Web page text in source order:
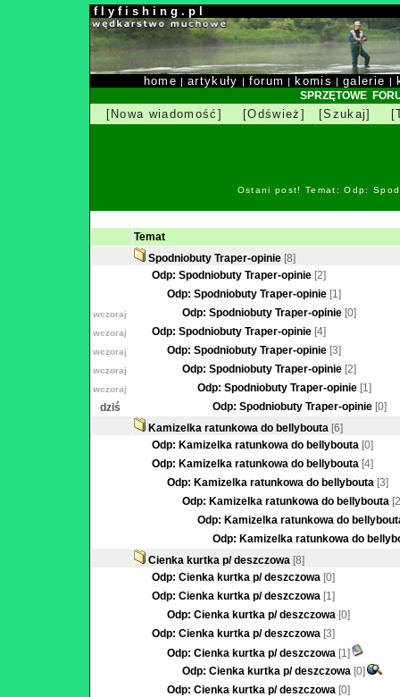
f l y f i s h i n g . p l
home |artykuły | forum | komis |galerie |
SPRZĘTOWE
[Nowa wiadomość] [Odśwież] [Szukaj]
Ostani post! Temat: Odp:
Temat
Spodniobuty Traper-opinie [8]
Odp: Spodniobuty Traper-opinie [2]
Odp: Spodniobuty Traper-opinie [1]
wczoraj Odp: Spodniobuty Traper-opinie [0]
wczoraj Odp: Spodniobuty Traper-opinie [4]
wczoraj Odp: Spodniobuty Traper-opinie [3]
wczoraj Odp: Spodniobuty Traper-opinie [2]
wczoraj Odp: Spodniobuty Traper-opinie [1]
dziś
Odp: Spodniobuty Traper-opinie [0]
Kamizelka ratunkowa do bellybouta [6]
Odp: Kamizelka ratunkowa do bellybouta [0]
Odp: Kamizelka ratunkowa do bellybouta [4]
Odp: Kamizelka ratunkowa do bellybouta [3]
Odp: Kamizelka ratunkowa do bellybouta
Odp: Kamizelka ratunkowa do
Odp: Kamizelka ratunkowa do
Cienka kurtka p/ deszczowa [8]
Odp: Cienka kurtka p/ deszczowa [0]
Odp: Cienka kurtka p/ deszczowa [1]
Odp: Cienka kurtka p/ deszczowa [0]
Odp: Cienka kurtka p/ deszczowa [3]
Odp: Cienka kurtka p/ deszczowa [1]
Odp: Cienka kurtka p/ deszczowa [0]
Odp: Cienka kurtka p/ deszczowa [0]